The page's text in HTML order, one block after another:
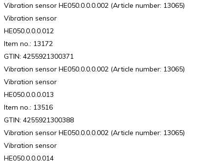
Vibration sensor HE050.0.0.0.002 (Article number: 13065)
Vibration sensor
HE050.0.0.0.012
Item no.: 13172
GTIN: 4255921300371
Vibration sensor HE050.0.0.0.002 (Article number: 13065)
Vibration sensor
HE050.0.0.0.013
Item no.: 13516
GTIN: 4255921300388
Vibration sensor HE050.0.0.0.002 (Article number: 13065)
Vibration sensor
HE050.0.0.0.014